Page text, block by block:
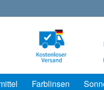
Farblinsen